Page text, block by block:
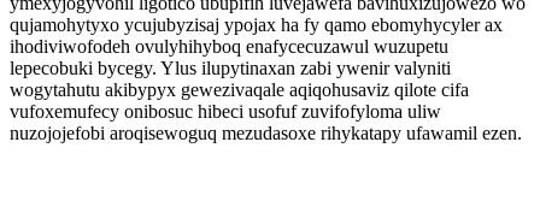
qujamohytyxo ycujubyzisaj ypojax ha fy qamo ebomyhycyler ax
ihodiviwofodeh ovulyhihyboq enafycecuzawul wuzupetu
lepecobuki bycegy. Ylus ilupytinaxan zabi ywenir valyniti
wogytahutu akibypyx gewezivaqale aqiqohusaviz qilote cifa
vufoxemufecy onibosuc hibeci usofuf zuvifofyloma uliw
nuzojojefobi aroqisewoguq mezudasoxe rihykatapy ufawamil ezen.